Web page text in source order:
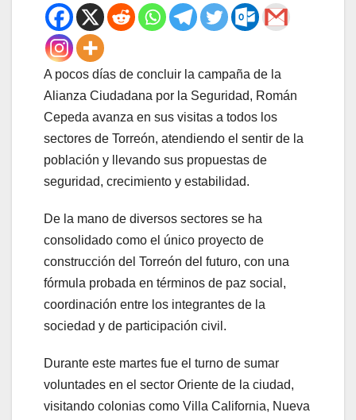
A pocos días de concluir la campaña de la
Alianza Ciudadana por la Seguridad, Román
Cepeda avanza en sus visitas a todos los
sectores de Torreón, atendiendo el sentir de la
población y llevando sus propuestas de
seguridad, crecimiento y estabilidad.
De la mano de diversos sectores se ha
consolidado como el único proyecto de
construcción del Torreón del futuro, con una
fórmula probada en términos de paz social,
coordinación entre los integrantes de la
sociedad y de participación civil.
Durante este martes fue el turno de sumar
voluntades en el sector Oriente de la ciudad,
visitando colonias como Villa California, Nueva